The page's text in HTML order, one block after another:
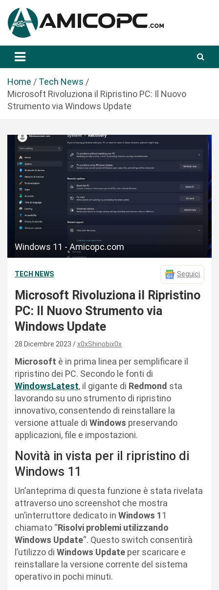
a
Amicopc.com
Home
Tech News
Microsoft Rivoluziona il Ripristino PC: Il Nuovo
Strumento via Windows Update
Windows 11 - Amicopc.com
TECH NEWS Seguici
Microsoft Rivoluziona il Ripristino
PC: Il Nuovo Strumento via
Windows Update
28 Dicembre 2023 x0xShinobix0x
Microsoft è in prima linea per semplificare il
ripristino dei PC. Secondo le fonti di
WindowsLatest, il gigante di Redmond sta
lavorando su uno strumento di ripristino
innovativo, consentendo di reinstallare la
versione attuale di Windows preservando
applicazioni, file e impostazioni.
Novità in vista per il ripristino di
Windows 11
Un’anteprima di questa funzione è stata rivelata
attraverso uno screenshot che mostra
un’interruttore dedicato in Windows 11
chiamato “Risolvi problemi utilizzando
Windows Update“. Questo switch consentirà
l’utilizzo di Windows Update per scaricare e
reinstallare la versione corrente del sistema
operativo in pochi minuti.